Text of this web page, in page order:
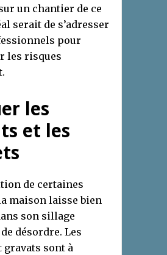
un chantier de ce
serait de s’adresser
pour
les risques
les
et les
de certaines
maison laisse bien
son sillage
désordre. Les
gravats sont à